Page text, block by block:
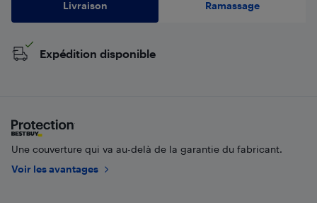
Livraison Ramassage
Expédition disponible
Une couverture qui va au-delà de la garantie du fabricant.
Voir les avantages